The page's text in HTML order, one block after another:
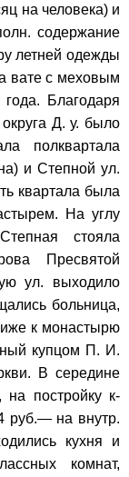
на человека) и
содержание
летней одежды
вате с меховым
Благодаря
Д. у. было
полквартала
и Степной ул.
квартала была
На углу
стояла
Пресвятой
ул. выходило
больница,
к монастырю
купцом П. И.
В середине
на постройку к-
руб.— на внутр.
кухня и
комнат,